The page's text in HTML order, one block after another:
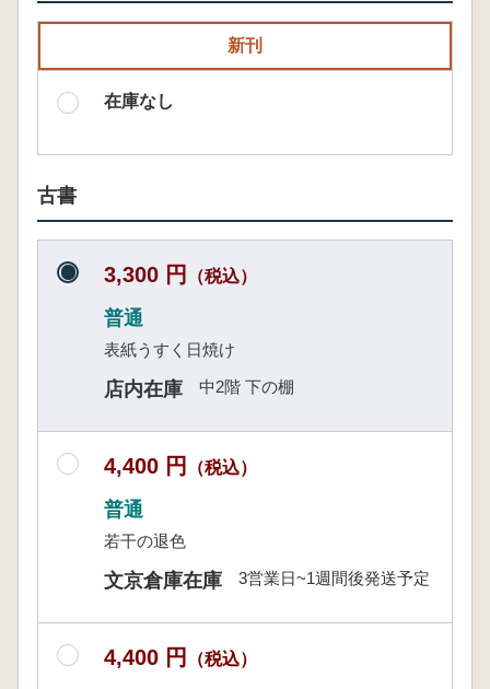
新刊
在庫なし
古書
3,300 円 （税込）
普通
表紙うすく日焼け
店内在庫 中2階 下の棚
4,400 円 （税込）
普通
若干の退色
文京倉庫在庫 3営業日~1週間後発送予定
4,400 円 （税込）